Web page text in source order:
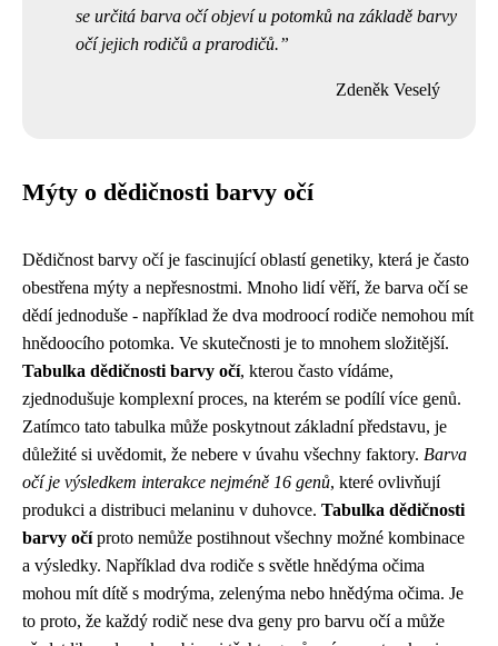
se určitá barva očí objeví u potomků na základě barvy
očí jejich rodičů a prarodičů.
Zdeněk Veselý
Mýty o dědičnosti barvy očí
Dědičnost barvy očí je fascinující oblastí genetiky, která je často
obestřena mýty a nepřesnostmi. Mnoho lidí věří, že barva očí se
dědí jednoduše - například že dva modroocí rodiče nemohou mít
hnědoocího potomka. Ve skutečnosti je to mnohem složitější.
Tabulka dědičnosti barvy očí, kterou často vídáme,
zjednodušuje komplexní proces, na kterém se podílí více genů.
Zatímco tato tabulka může poskytnout základní představu, je
důležité si uvědomit, že nebere v úvahu všechny faktory. Barva
očí je výsledkem interakce nejméně 16 genů, které ovlivňují
produkci a distribuci melaninu v duhovce. Tabulka dědičnosti
barvy očíproto nemůže postihnout všechny možné kombinace
a výsledky. Například dva rodiče s světle hnědýma očima
mohou mít dítě s modrýma, zelenýma nebo hnědýma očima. Je
to proto, že každý rodič nese dva geny pro barvu očí a může